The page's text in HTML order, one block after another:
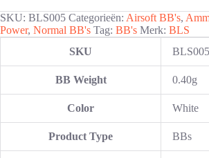
pcs
|
SKU: BLS005 Categorieën: Airsoft BB's,
Power, Normal BB's Tag: BB's Merk: BLS
SKU
BLS005
BB Weight 0.40g
Color White
Product Type BBs